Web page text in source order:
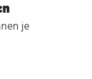
je